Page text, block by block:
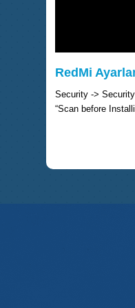
RedMi
Security ->
“Scan before